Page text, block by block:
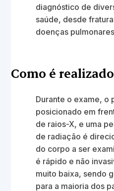
diagnóstico de
saúde, desde
doenças
Como é
Durante o exame, o
posicionado em
de raios-X, e uma
de radiação é
do corpo a ser
é rápido e não
muito baixa, sendo
para a maioria dos